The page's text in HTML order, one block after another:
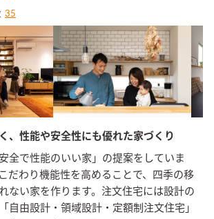
35
、性能や安全性にも優れた家づくり
全で性能のいい家」の提案をしていま
だわり機能性を高めることで、四季の移
ない家を作ります。注文住宅には設計の
自由設計・領域設計・定額制注文住宅」